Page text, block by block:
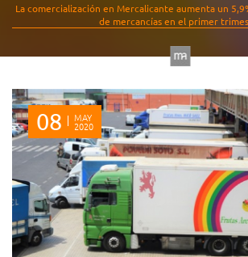
La comercialización en Mercalicante aumenta un
de mercancías en el primer
08 MAY
2020